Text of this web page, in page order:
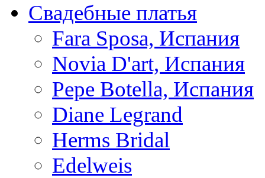
Свадебные платья
Fara Sposa, Испания
Novia D'art, Испания
Pepe Botella, Испания
Diane Legrand
Herms Bridal
Edelweis